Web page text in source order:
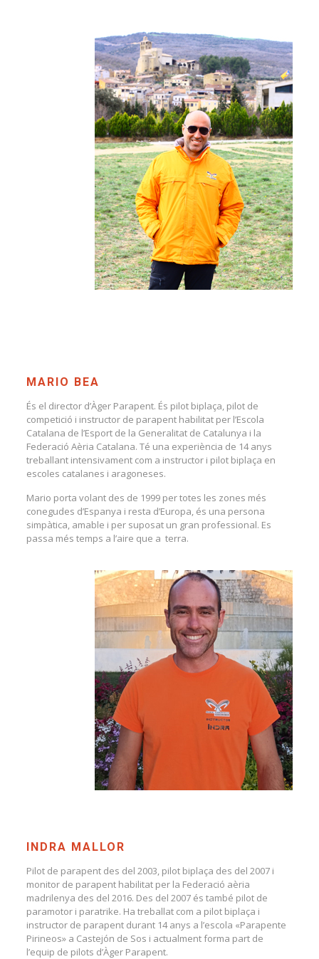
MARIO BEA
És el director d’Àger Parapent. És pilot biplaça, pilot de
competició i instructor de parapent habilitat per l’Escola
Catalana de l’Esport de la Generalitat de Catalunya i la
Federació Aèria Catalana. Té una experiència de 14 anys
treballant intensivament com a instructor i pilot biplaça en
escoles catalanes i aragoneses.
Mario porta volant des de 1999 per totes les zones més
conegudes d’Espanya i resta d’Europa, és una persona
simpàtica, amable i per suposat un gran professional. Es
passa més temps a l’aire que a terra.
INDRA MALLOR
Pilot de parapent des del 2003, pilot biplaça des del 2007 i
monitor de parapent habilitat per la Federació aèria
madrilenya des del 2016. Des del 2007 és també pilot de
paramotor i paratrike. Ha treballat com a pilot biplaça i
instructor de parapent durant 14 anys a l’escola «Parapente
Pirineos» a Castejón de Sos i actualment forma part de
l’equip de pilots d’Àger Parapent.